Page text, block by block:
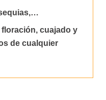
cuajado y
de cualquier